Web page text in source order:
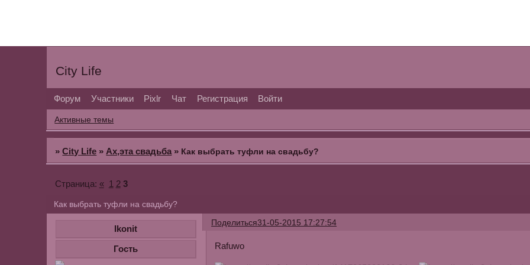
City Life
Форум Участники Pixlr Чат Регистрация Войти
Активные темы
»City Life » Ах,эта свадьба » Как выбрать туфли на свадьбу?
Как выбрать туфли на свадьбу?
Страница: « 1 2 3
Поделиться31-05-2015 17:27:54
Ikonit
Гость Rafuwo